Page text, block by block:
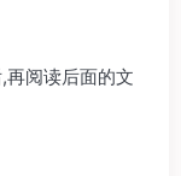
阅读后面的文